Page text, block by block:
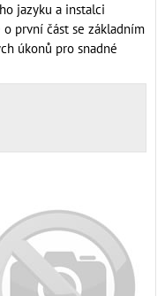
jazyku a instalci
o první část se základním
úkonů pro snadné